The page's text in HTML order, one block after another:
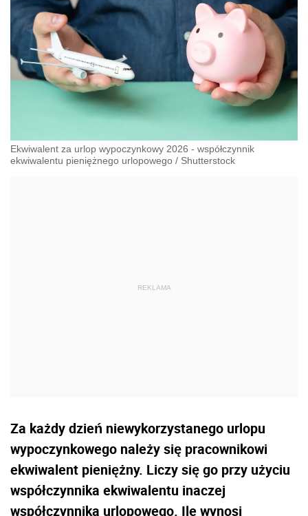
Ekwiwalent za urlop wypoczynkowy 2026 - współczynnik
ekwiwalentu pieniężnego urlopowego / Shutterstock
Za każdy dzień niewykorzystanego urlopu
wypoczynkowego należy się pracownikowi
ekwiwalent pieniężny. Liczy się go przy użyciu
współczynnika ekwiwalentu inaczej
współczynnika urlopowego. Ile wynosi